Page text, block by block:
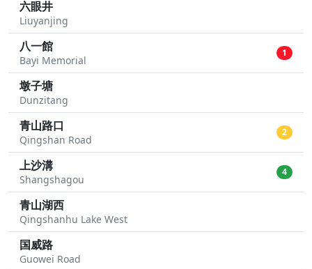
六眼井
Liuyanjing
八一館
Bayi Memorial
1
墩子塘
Dunzitang
青山路口
Qingshan Road
2
上沙溝
Shangshagou
4
青山湖西
Qingshanhu Lake West
国威路
Guowei Road